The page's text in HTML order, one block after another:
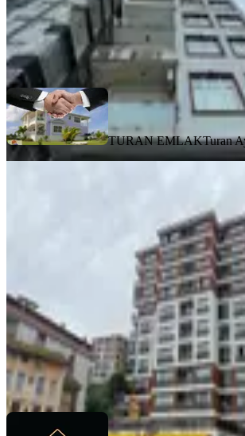
TURAN EMLAK Turan Ayhan
Ara
TURAN EMLAKTuran
Kısa Süreli Fiyat!
Site De Geniş Fırsat
Merkez, Camiönü Mahallesi
180 m²·3. Kat·
7.145.000 ₺7.345.000 ₺
Taşçıoğlu emlakmuhammet erdem taşçıoğlu
Ara